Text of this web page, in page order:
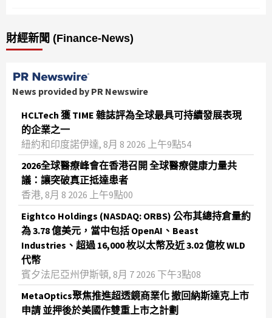
財經新聞 (Finance-News)
News provided by PR Newswire
HCLTech 獲 TIME 雜誌評為全球最具可持續發展表現
的企業之一
紐約和印度諾伊達, 8月 8 2026 上午9點54
2026全球醫療峰會在香港召開 全球醫療健康力量共
議：讓突破真正抵達患者
香港, 8月 8 2026 上午9點00
Eightco Holdings (NASDAQ: ORBS) 公布其總持倉量約
為 3.78 億美元，當中包括 OpenAI、Beast
Industries、超過 16,000 枚以太幣及近 3.02 億枚 WLD
代幣
賓夕法尼亞州伊斯頓, 8月 7 2026 下午3點08
MetaOptics聚焦推進超透鏡商業化 撤回納斯達克上市
申請 並押後於美國作雙重上市之計劃